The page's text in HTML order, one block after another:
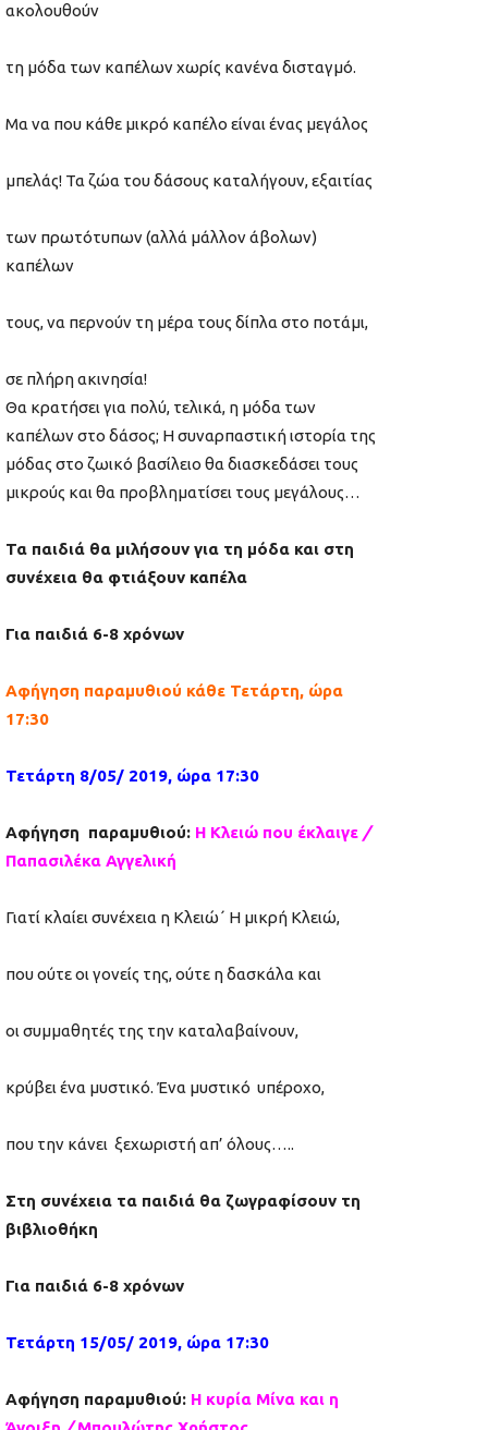
ακολουθούν
τη μόδα των καπέλων χωρίς κανένα δισταγμό.
Μα να που κάθε μικρό καπέλο είναι ένας μεγάλος
μπελάς! Τα ζώα του δάσους καταλήγουν, εξαιτίας
των πρωτότυπων (αλλά μάλλον άβολων)
καπέλων
τους, να περνούν τη μέρα τους δίπλα στο ποτάμι,
σε πλήρη ακινησία!
Θα κρατήσει για πολύ, τελικά, η μόδα των
καπέλων στο δάσος; Η συναρπαστική ιστορία της
μόδας στο ζωικό βασίλειο θα διασκεδάσει τους
μικρούς και θα προβληματίσει τους μεγάλους…
Τα παιδιά θα μιλήσουν για τη μόδα και στη
συνέχεια θα φτιάξουν καπέλα
Για παιδιά 6-8 χρόνων
Aφήγηση παραμυθιού κάθε Τετάρτη, ώρα
17:30
Τετάρτη 8/05/ 2019, ώρα 17:30
Αφήγηση παραμυθιού: Η Κλειώ που έκλαιγε /
Παπασιλέκα Αγγελική
Γιατί κλαίει συνέχεια η Κλειώ΄ Η μικρή Κλειώ,
που ούτε οι γονείς της, ούτε η δασκάλα και
οι συμμαθητές της την καταλαβαίνουν,
κρύβει ένα μυστικό. Ένα μυστικό υπέροχο,
που την κάνει ξεχωριστή απ’ όλους…..
Στη συνέχεια τα παιδιά θα ζωγραφίσουν τη
βιβλιοθήκη
Για παιδιά 6-8 χρόνων
Τετάρτη 15/05/ 2019, ώρα 17:30
Αφήγηση παραμυθιού: Η κυρία Μίνα και η